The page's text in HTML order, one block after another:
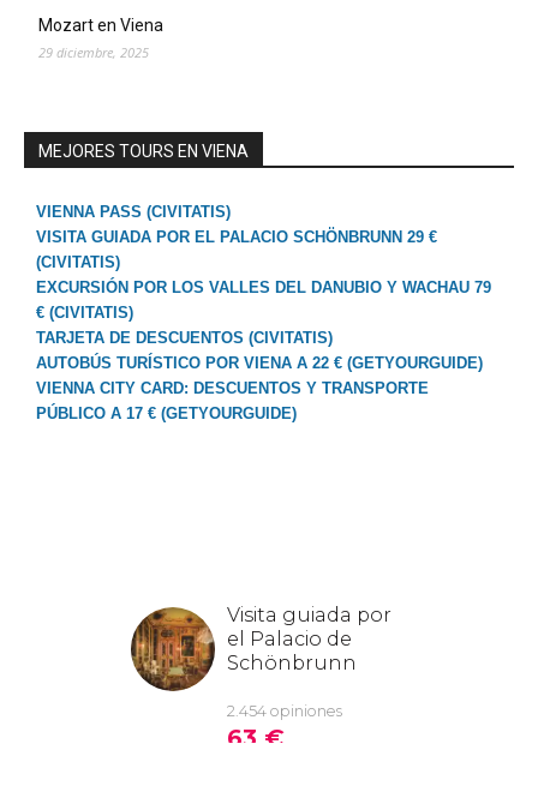
Mozart en Viena
29 diciembre, 2025
MEJORES TOURS EN VIENA
VIENNA PASS (CIVITATIS)
VISITA GUIADA POR EL PALACIO SCHÖNBRUNN 29 €
(CIVITATIS)
EXCURSIÓN POR LOS VALLES DEL DANUBIO Y WACHAU 79
€ (CIVITATIS)
TARJETA DE DESCUENTOS (CIVITATIS)
AUTOBÚS TURÍSTICO POR VIENA A 22 € (GETYOURGUIDE)
VIENNA CITY CARD: DESCUENTOS Y TRANSPORTE
PÚBLICO A 17 € (GETYOURGUIDE)